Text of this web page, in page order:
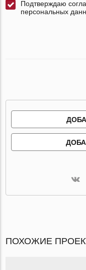
Подтверждаю
персональных
ПОХОЖИЕ